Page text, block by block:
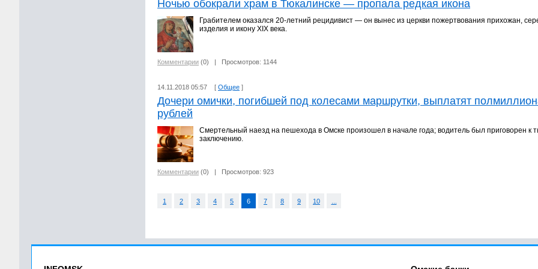
Ночью обокрали храм в Тюкалинске — пропала редкая икона
Грабителем оказался 20-летний рецидивист — он вынес из церкви пожертвования прихожан,
изделия и икону XIX века.
Комментарии (0) | Просмотров: 1144
14.11.2018 05:57 [ Общее ]
Дочери омички, погибшей под колесами маршрутки, выплатят
рублей
Смертельный наезд на пешехода в Омске произошел в начале года; водитель был приговорен к
заключению.
Комментарии (0) | Просмотров: 923
1 2 3 4 5 6 7 8 9 10